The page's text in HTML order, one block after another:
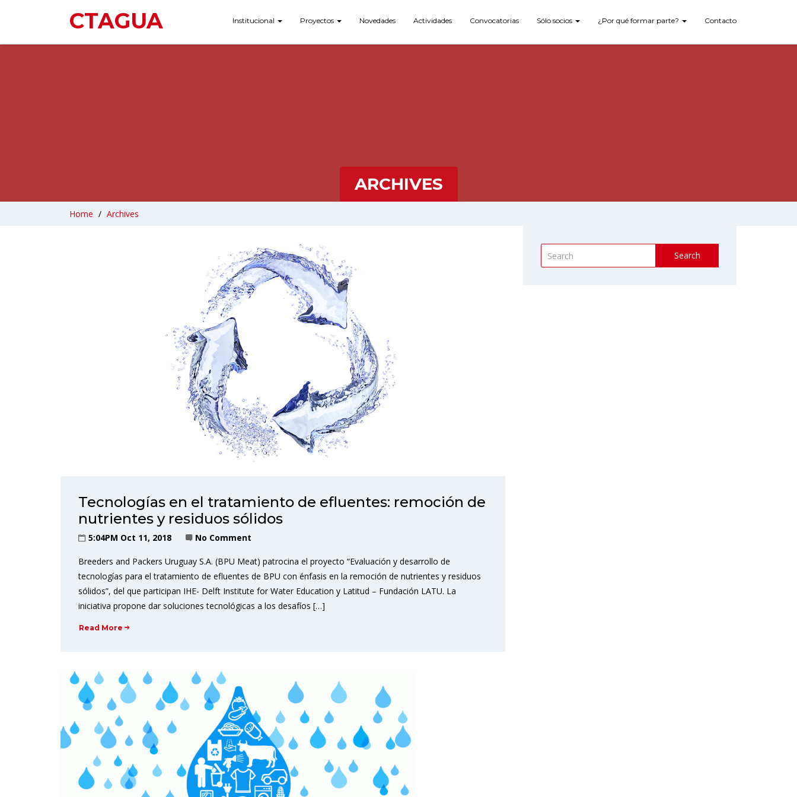
CTAGUA Institucional Proyectos Novedades Actividades Convocatorias Sólo socios ¿Por qué formar parte? Contacto
ARCHIVES
Home / Archives
Tecnologías en el tratamiento de efluentes: remoción de
nutrientes y residuos sólidos
5:04PM Oct 11, 2018 No Comment
Breeders and Packers Uruguay S.A. (BPU Meat) patrocina el proyecto “Evaluación y desarrollo de
tecnologías para el tratamiento de efluentes de BPU con énfasis en la remoción de nutrientes y residuos
sólidos”, del que participan IHE- Delft Institute for Water Education y Latitud – Fundación LATU. La
iniciativa propone dar soluciones tecnológicas a los desafíos […]
Read More
Search